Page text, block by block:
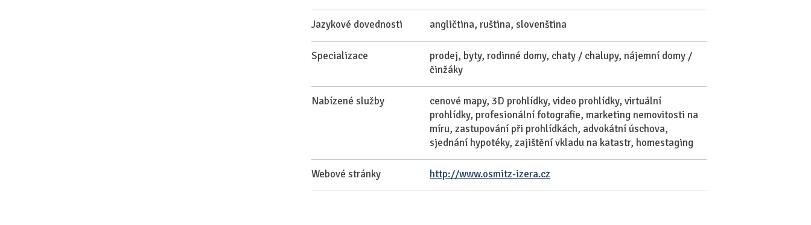
Jazykové dovednosti angličtina, ruština, slovenština
Specializace
prodej, byty, rodinné domy, chaty / chalupy, nájemní domy /
činžáky
Nabízené služby
cenové mapy, 3D prohlídky, video prohlídky, virtuální
prohlídky, profesionální fotografie, marketing nemovitosti na
míru, zastupování při prohlídkách, advokátní úschova,
sjednání hypotéky, zajištění vkladu na katastr, homestaging
Webové stránky http://www.osmitz-izera.cz